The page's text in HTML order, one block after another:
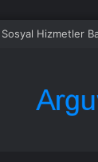
Hizmetler